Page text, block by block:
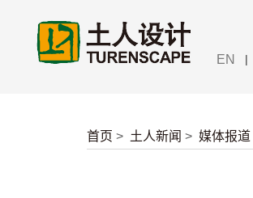
EN |
首页 > 土人新闻 > 媒体报道